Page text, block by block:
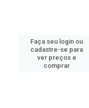
Faça seu login ou
cadastre-se para
ver preços e
comprar